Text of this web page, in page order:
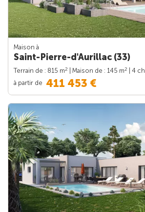
Maison à
Saint-Pierre-d'Aurillac (33)
Terrain de : 815 m2 | Maison de : 145 m2
| 4 ch.
à partir de 411 453 €